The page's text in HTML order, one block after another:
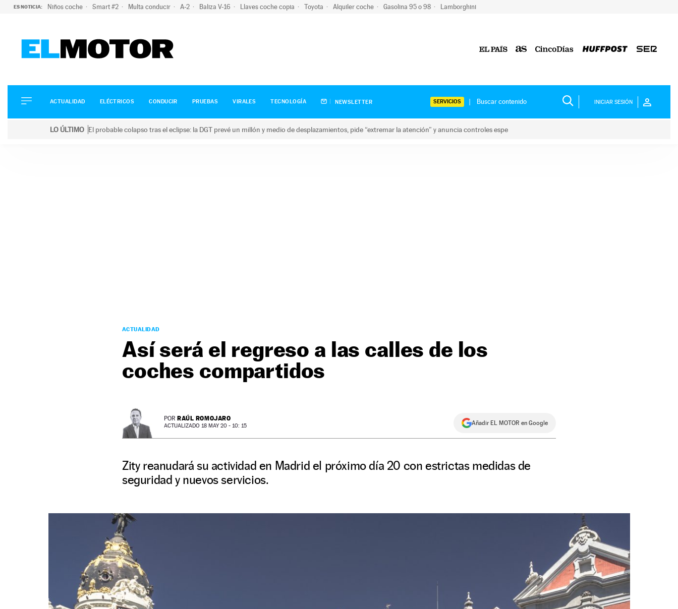
ES NOTICIA: Niños coche Smart #2 Multa conducir A-2 Baliza V-16 Llaves coche copia Toyota Alquiler coche Gasolina 95 o 98 Lamborghini
ELÉCTRICOS
CONDUCIR
ACTUALIDAD ELÉCTRICOS CONDUCIR PRUEBAS VIRALES TECNOLOGÍA NEWSLETTER SERVICIOS INICIAR SESIÓN
LO ÚLTIMO El probable colapso tras el eclipse: la DGT prevé un millón y medio de desplazamientos, pide “extremar la atención” y anuncia controles espe
ACTUALIDAD
Así será el regreso a las calles de los
coches compartidos
POR RAÚL ROMOJARO
ACTUALIZADO 18 MAY 20 - 10: 15 Añadir EL MOTOR en Google
Zity reanudará su actividad en Madrid el próximo día 20 con estrictas medidas de
seguridad y nuevos servicios.